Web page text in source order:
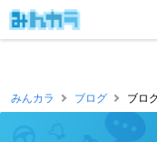
みんカラ ブログ ブロ